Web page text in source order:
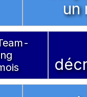
un